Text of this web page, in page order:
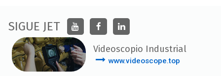
SIGUE JET
Videoscopio Industrial
www.videoscope.top